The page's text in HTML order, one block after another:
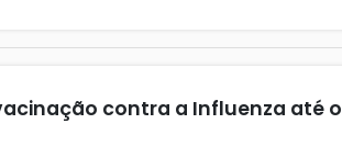
contra a Influenza até